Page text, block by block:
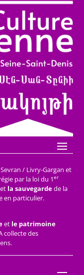
/ Livry-Gargan et
par la loi du 1er
et la sauvegardede la
en particulier.
et le patrimoine
collecte des